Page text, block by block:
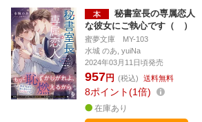
秘書室長の専属恋人
な彼女にご執心です（ ）
蜜夢文庫 MY-103
水城 のあ, yuiNa
2024年03月11日頃発売
957円 (税込) 送料無料
8ポイント 1倍
在庫あり